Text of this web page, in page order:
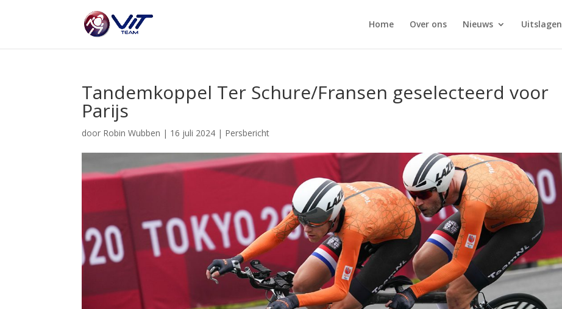
Home Over ons Nieuws Uitslagen
Tandemkoppel Ter Schure/Fransen geselecteerd voor
Parijs
door Robin Wubben | 16 juli 2024 | Persbericht